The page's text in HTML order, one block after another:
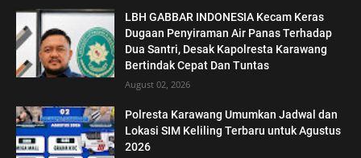
LBH GABBAR INDONESIA Kecam Keras
Dugaan Penyiraman Air Panas Terhadap
Dua Santri, Desak Kapolresta Karawang
Bertindak Cepat Dan Tuntas
August 02, 2026
Polresta Karawang Umumkan Jadwal dan
Lokasi SIM Keliling Terbaru untuk Agustus
2026